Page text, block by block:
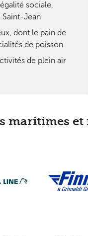
sociale,
Saint-Jean
dont le pain de
de poisson
de plein air
maritimes